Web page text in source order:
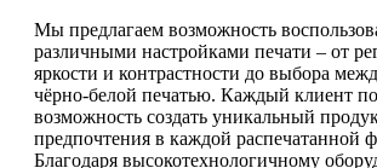
Мы предлагаем возможность
различными настройками печати – от
яркости и контрастности до выбора
чёрно-белой печатью. Каждый клиент
возможность создать уникальный
предпочтения в каждой распечатанной
Благодаря высокотехнологичному